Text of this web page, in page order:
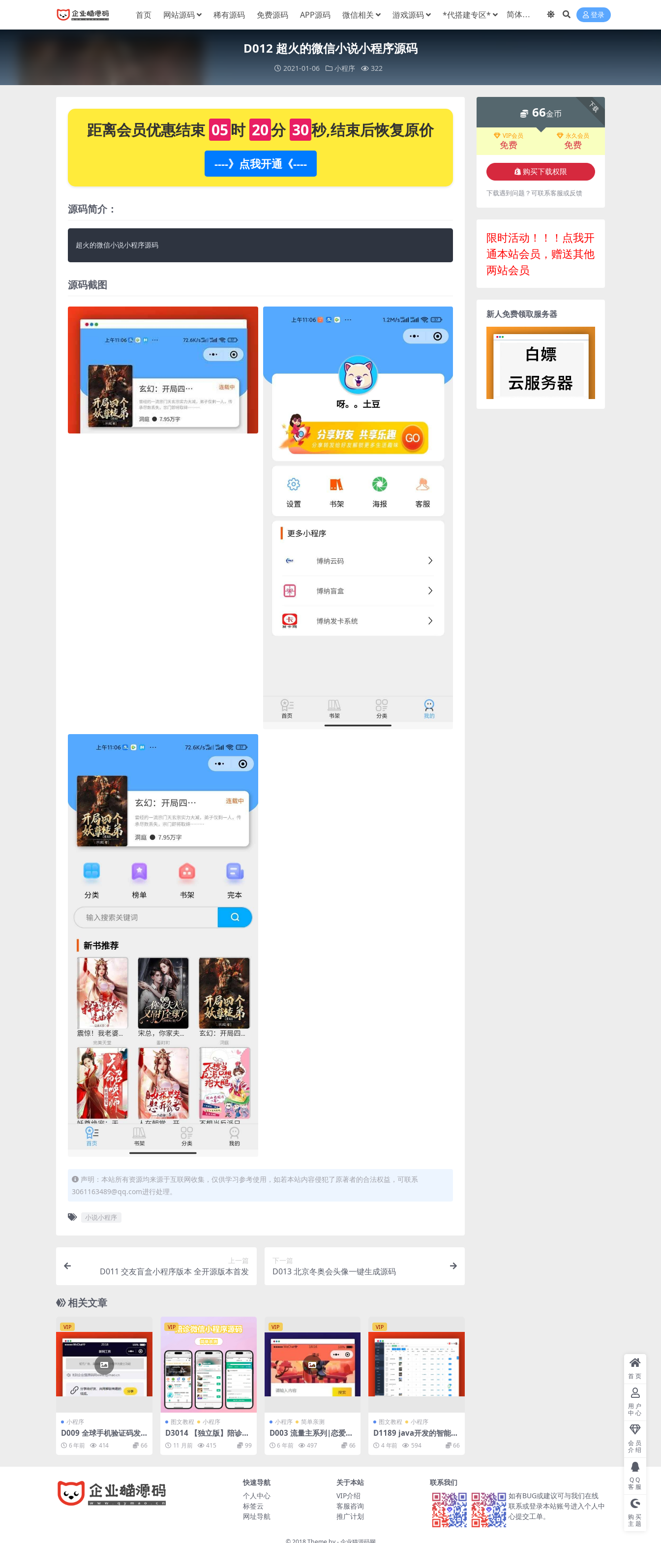
首页 网站源码 稀有源码 免费源码 APP源码 微信相关 游戏源码 *代搭建专区* 登录
D012 超火的微信小说小程序源码
2021-01-06 小程序 322
距离会员优惠结束 05时 20分 29秒,结束后恢复原价
----》点我开通《----
源码简介：
超火的微信小说小程序源码
源码截图
声明：本站所有资源均来源于互联网收集，仅供学习参考使用，如若本站内容侵犯了原著者的合法权益，可联系
3061163489@qq.com进行处理。
小说小程序
上一篇
D011 交友盲盒小程序版本 全开源版本首发
下一篇
D013 北京冬奥会头像一键生成源码
相关文章
VIP
小程序
D009 全球手机验证码发
放+短视频去水印等组合微
信小程序源码下载
6 年前 414 66
VIP
图文教程 小程序
D3014 【独立版】陪诊小
程序/医院陪诊/全开源嘀
嗒陪诊源码/原生微信小程
11 月前 415 99
VIP
小程序 简单亲测
D003 流量主系列|恋爱小
助手微信QQ双端小程序源
码下载
6 年前 497 66
VIP
图文教程 小程序
D1189 java开发的智能微
信停车场小程序源码+前端
+部署文档 兼容市面上主
4 年前 594 66
下载
66金币
VIP会员
免费
永久会员
免费
购买下载权限
下载遇到问题？可联系客服或反馈
限时活动！！！点我开
通本站会员，赠送其他
两站会员
新人免费领取服务器
快速导航
个人中心
标签云
网址导航
关于本站
VIP介绍
客服咨询
推广计划
联系我们
如有BUG或建议可与我们在线
联系或登录本站账号进入个人中
心提交工单。
首页
用户
中心
会员
介绍
QQ
客服
购买
主题